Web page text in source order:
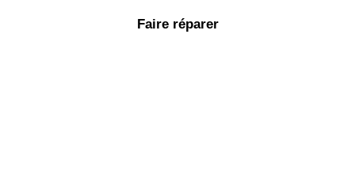
Faire réparer